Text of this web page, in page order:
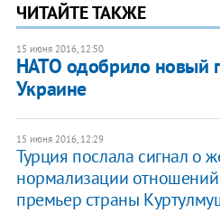
ЧИТАЙТЕ ТАКЖЕ
15 июня 2016, 12:50
НАТО одобрило новый
Украине
15 июня 2016, 12:29
Турция послала сигнал о
нормализации отношений
премьер страны